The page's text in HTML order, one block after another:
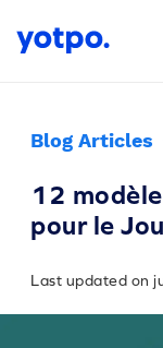
Blog Articles
12
pour le
Last updated on